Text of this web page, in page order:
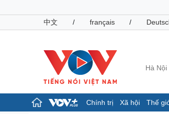
中文
/ français /
Hà Nội
Chính trị Xã hội Thế